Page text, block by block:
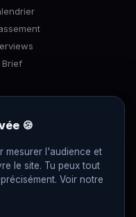
Brief
🍪
mesurer l'audience et
le site. Tu peux tout
Voir notre